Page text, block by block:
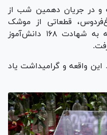
و در جریان دهمین شب از
قطعاتی از موشک
شلیک‌شده به مدرسه میناب که به شهادت ۱۶۸ دانش‌آموز
این واقعه و گرامیداشت یاد